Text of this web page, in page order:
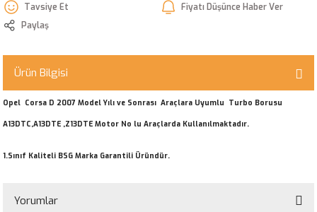
Tavsiye Et
Fiyatı Düşünce Haber Ver
Paylaş
Ürün Bilgisi
Opel Corsa D 2007 Model Yılı ve Sonrası Araçlara Uyumlu Turbo Borusu
A13DTC,A13DTE ,Z13DTE Motor No lu Araçlarda Kullanılmaktadır.
1.Sınıf Kaliteli BSG Marka Garantili Üründür.
Yorumlar